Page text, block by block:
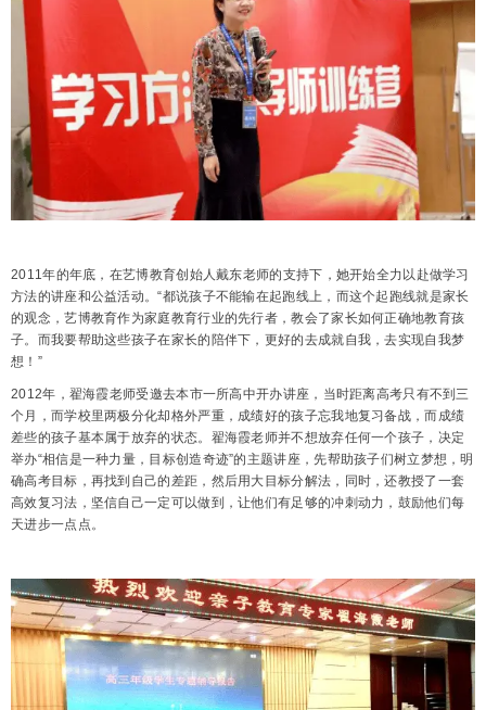
2011年的年底，在艺博教育创始人戴东老师的支持下，她开始全力以赴做学习
方法的讲座和公益活动。“都说孩子不能输在起跑线上，而这个起跑线就是家长
的观念，艺博教育作为家庭教育行业的先行者，教会了家长如何正确地教育孩
子。而我要帮助这些孩子在家长的陪伴下，更好的去成就自我，去实现自我梦
想！”
2012年，翟海霞老师受邀去本市一所高中开办讲座，当时距离高考只有不到三
个月，而学校里两极分化却格外严重，成绩好的孩子忘我地复习备战，而成绩
差些的孩子基本属于放弃的状态。翟海霞老师并不想放弃任何一个孩子，决定
举办“相信是一种力量，目标创造奇迹”的主题讲座，先帮助孩子们树立梦想，明
确高考目标，再找到自己的差距，然后用大目标分解法，同时，还教授了一套
高效复习法，坚信自己一定可以做到，让他们有足够的冲刺动力，鼓励他们每
天进步一点点。